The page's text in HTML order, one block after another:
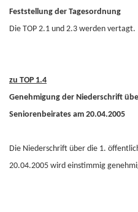
Feststellung der Tagesordnung
Die TOP 2.1 und 2.3 werden vertagt.
zu TOP 1.4
Genehmigung der Niederschrift
Seniorenbeirates am 20.04.2005
Die Niederschrift über die 1.
20.04.2005 wird einstimmig